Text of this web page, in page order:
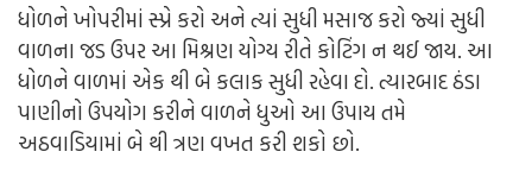
ધોળને ખોપરીમાં સ્પ્રે કરો અને ત્યાં સુધી મસાજ કરો જ્યાં સુધી
વાળના જડ ઉપર આ મિશ્રણ યોગ્ય રીતે કોટિંગ ન થઈ જાય. આ
ધોળને વાળમાં એક થી બે કલાક સુધી રહેવા દો. ત્યારબાદ ઠંડા
પાણીનો ઉપયોગ કરીને વાળને ધુઓ આ ઉપાય તમે
અઠવાડિયામાં બે થી ત્રણ વખત કરી શકો છો.